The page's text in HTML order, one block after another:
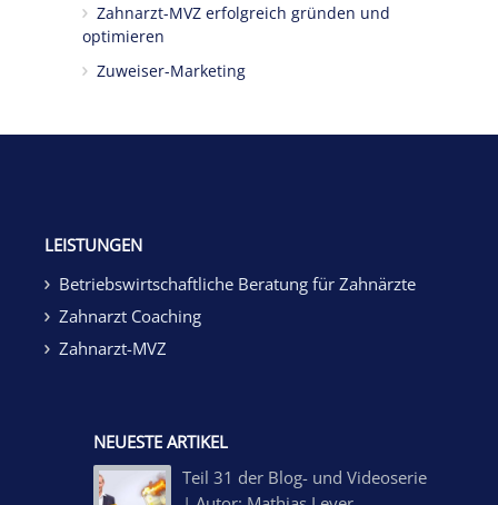
Zahnarzt-MVZ erfolgreich gründen und
optimieren
Zuweiser-Marketing
LEISTUNGEN
Betriebswirtschaftliche Beratung für Zahnärzte
Zahnarzt Coaching
Zahnarzt-MVZ
NEUESTE ARTIKEL
Teil 31 der Blog- und Videoserie